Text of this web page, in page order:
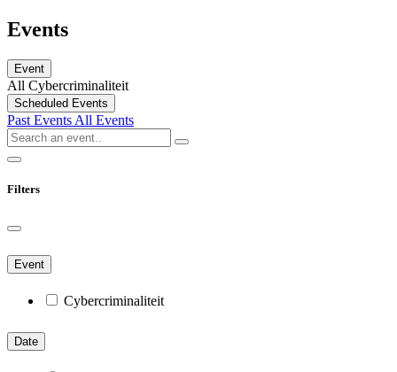
Events
Event
All Cybercriminaliteit
Scheduled Events
Past Events All Events
Filters
Event
Cybercriminaliteit
Date